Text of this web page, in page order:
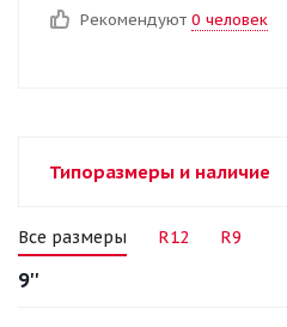
Рекомендуют 0 человек
Типоразмеры и наличие
Все размеры R12 R9
9''